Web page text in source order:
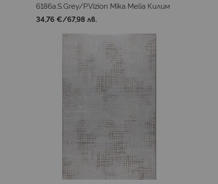
6186a.S.Grey/P.Vizion Mika Melia Килим
34,76 €/67,98 лв.